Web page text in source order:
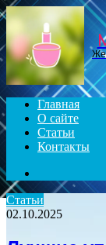
Главная
О сайте
Статьи
Контакты
Статьи
02.10.2025